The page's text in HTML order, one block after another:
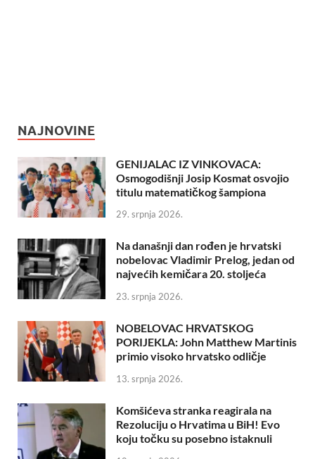
NAJNOVINE
GENIJALAC IZ VINKOVACA:
Osmogodišnji Josip Kosmat osvojio
titulu matematičkog šampiona
29. srpnja 2026.
Na današnji dan rođen je hrvatski
nobelovac Vladimir Prelog, jedan od
najvećih kemičara 20. stoljeća
23. srpnja 2026.
NOBELOVAC HRVATSKOG
PORIJEKLA: John Matthew Martinis
primio visoko hrvatsko odličje
13. srpnja 2026.
Komšićeva stranka reagirala na
Rezoluciju o Hrvatima u BiH! Evo
koju točku su posebno istaknuli